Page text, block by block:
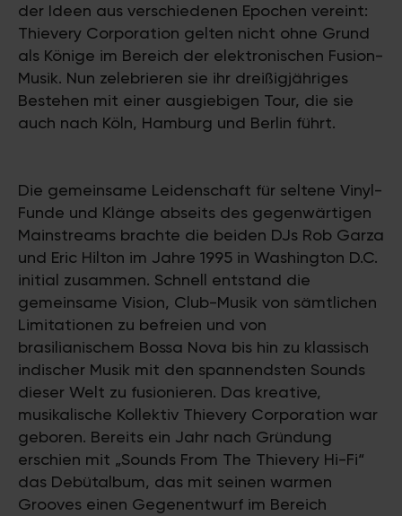
der Ideen aus verschiedenen Epochen vereint:
Thievery Corporation gelten nicht ohne Grund
als Könige im Bereich der elektronischen Fusion-
Musik. Nun zelebrieren sie ihr dreißigjähriges
Bestehen mit einer ausgiebigen Tour, die sie
auch nach Köln, Hamburg und Berlin führt.
Die gemeinsame Leidenschaft für seltene Vinyl-
Funde und Klänge abseits des gegenwärtigen
Mainstreams brachte die beiden DJs Rob Garza
und Eric Hilton im Jahre 1995 in Washington D.C.
initial zusammen. Schnell entstand die
gemeinsame Vision, Club-Musik von sämtlichen
Limitationen zu befreien und von
brasilianischem Bossa Nova bis hin zu klassisch
indischer Musik mit den spannendsten Sounds
dieser Welt zu fusionieren. Das kreative,
musikalische Kollektiv Thievery Corporation war
geboren. Bereits ein Jahr nach Gründung
erschien mit „Sounds From The Thievery Hi-Fi“
das Debütalbum, das mit seinen warmen
Grooves einen Gegenentwurf im Bereich